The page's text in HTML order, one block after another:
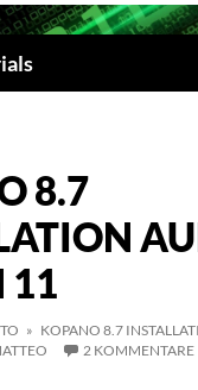
8.7
11
» KOPANO 8.7
2 KOMMENTARE